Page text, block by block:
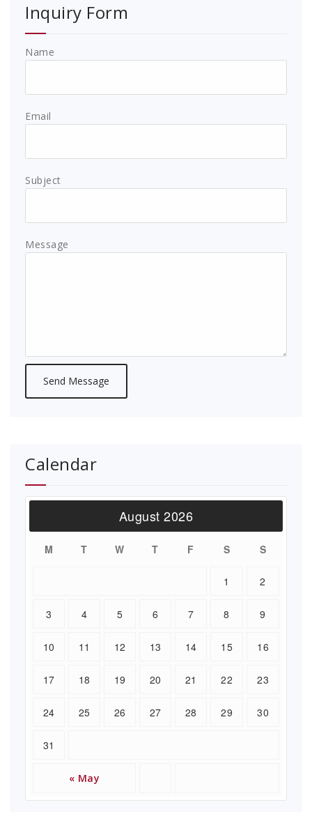
Inquiry Form
Name
Email
Subject
Message
Calendar
August 2026
M T W T F S S
« May
1 2
3 4 5 6 7 8 9
10 11 12 13 14 15 16
17 18 19 20 21 22 23
24 25 26 27 28 29 30
31